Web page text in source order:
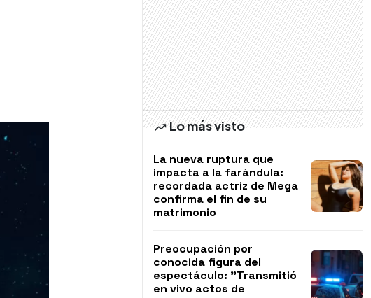
Lo más visto
La nueva ruptura que
impacta a la farándula:
recordada actriz de Mega
confirma el fin de su
matrimonio
Preocupación por
conocida figura del
espectáculo: "Transmitió
en vivo actos de